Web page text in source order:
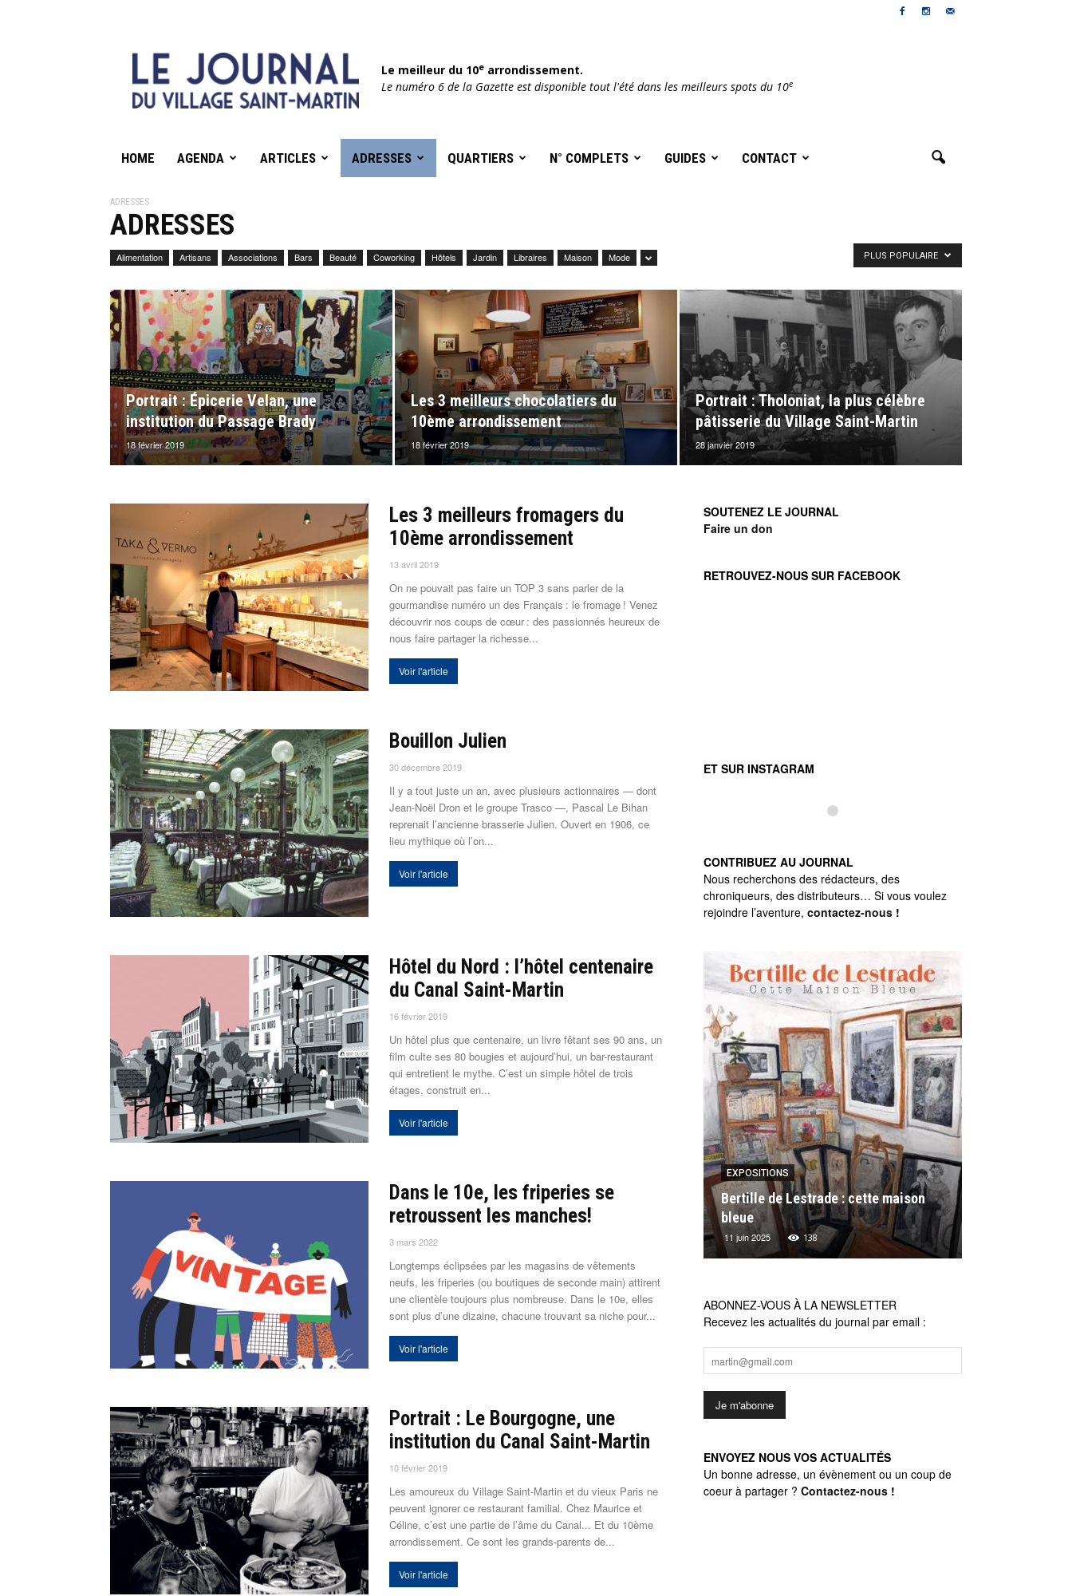
Le meilleur du 10e arrondissement.
Le numéro 6 de la Gazette est disponible tout l'été dans les meilleurs spots du 10e
HOME AGENDA ARTICLES ADRESSES QUARTIERS N° COMPLETS GUIDES CONTACT
ADRESSES
ADRESSES
Alimentation Artisans Associations Bars Beauté Coworking Hôtels Jardin Libraires Maison Mode PLUS POPULAIRE
Portrait : Épicerie Velan, une
institution du Passage Brady
18 février 2019
Les 3 meilleurs chocolatiers du
10ème arrondissement
18 février 2019
Portrait : Tholoniat, la plus célèbre
pâtisserie du Village Saint-Martin
28 janvier 2019
Les 3 meilleurs fromagers du
10ème arrondissement
13 avril 2019
On ne pouvait pas faire un TOP 3 sans parler de la
gourmandise numéro un des Français : le fromage ! Venez
découvrir nos coups de cœur : des passionnés heureux de
nous faire partager la richesse...
Voir l'article
Bouillon Julien
30 décembre 2019
Il y a tout juste un an, avec plusieurs actionnaires — dont
Jean-Noël Dron et le groupe Trasco —, Pascal Le Bihan
reprenait l’ancienne brasserie Julien. Ouvert en 1906, ce
lieu mythique où l’on...
Voir l'article
Hôtel du Nord : l’hôtel centenaire
du Canal Saint-Martin
16 février 2019
Un hôtel plus que centenaire, un livre fêtant ses 90 ans, un
film culte ses 80 bougies et aujourd’hui, un bar-restaurant
qui entretient le mythe. C’est un simple hôtel de trois
étages, construit en...
Voir l'article
Dans le 10e, les friperies se
retroussent les manches!
3 mars 2022
Longtemps éclipsées par les magasins de vêtements
neufs, les friperies (ou boutiques de seconde main) attirent
une clientèle toujours plus nombreuse. Dans le 10e, elles
sont plus d’une dizaine, chacune trouvant sa niche pour...
Voir l'article
Portrait : Le Bourgogne, une
institution du Canal Saint-Martin
10 février 2019
Les amoureux du Village Saint-Martin et du vieux Paris ne
peuvent ignorer ce restaurant familial. Chez Maurice et
Céline, c’est une partie de l’âme du Canal... Et du 10ème
arrondissement. Ce sont les grands-parents de...
Voir l'article
SOUTENEZ LE JOURNAL
Faire un don
RETROUVEZ-NOUS SUR FACEBOOK
ET SUR INSTAGRAM
CONTRIBUEZ AU JOURNAL
Nous recherchons des rédacteurs, des
chroniqueurs, des distributeurs… Si vous voulez
rejoindre l’aventure, contactez-nous !
EXPOSITIONS
Bertille de Lestrade : cette maison
bleue
11 juin 2025 138
ABONNEZ-VOUS À LA NEWSLETTER
Recevez les actualités du journal par email :
ENVOYEZ NOUS VOS ACTUALITÉS
Un bonne adresse, un évènement ou un coup de
coeur à partager ? Contactez-nous !